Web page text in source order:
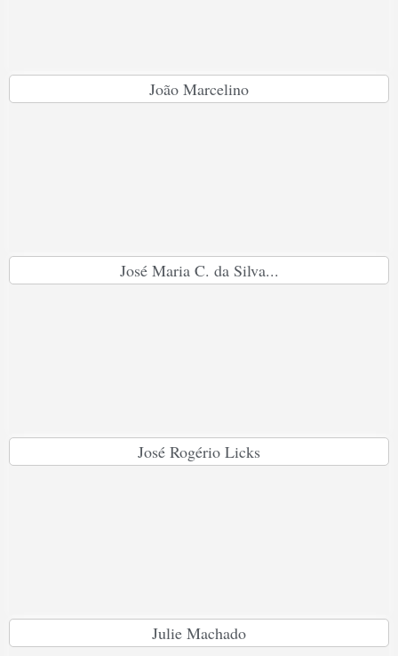
João Marcelino
José Maria C. da Silva...
José Rogério Licks
Julie Machado